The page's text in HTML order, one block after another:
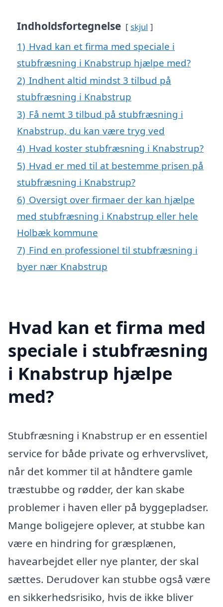
Indholdsfortegnelse skjul
1) Hvad kan et firma med speciale i
stubfræsning i Knabstrup hjælpe med?
2) Indhent altid mindst 3 tilbud på
stubfræsning i Knabstrup
3) Få nemt 3 tilbud på stubfræsning i
Knabstrup, du kan være tryg ved
4) Hvad koster stubfræsning i Knabstrup?
5) Hvad er med til at bestemme prisen på
stubfræsning i Knabstrup?
6) Oversigt over firmaer der kan hjælpe
med stubfræsning i Knabstrup eller hele
Holbæk kommune
7) Find en professionel til stubfræsning i
byer nær Knabstrup
Hvad kan et firma med
speciale i stubfræsning
i Knabstrup hjælpe
med?
Stubfræsning i Knabstrup er en essentiel
service for både private og erhvervslivet,
når det kommer til at håndtere gamle
træstubbe og rødder, der kan skabe
problemer i haven eller på byggepladser.
Mange boligejere oplever, at stubbe kan
være en hindring for græsplænen,
havearbejdet eller nye planter, der skal
sættes. Derudover kan stubbe også være
en sikkerhedsrisiko, hvis de ikke bliver